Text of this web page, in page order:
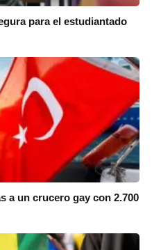
para el estudiantado
a un crucero gay con 2.700